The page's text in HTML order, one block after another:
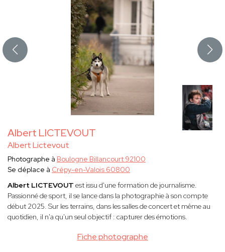
Albert LICTEVOUT
Albert Lictevout
Fiche photographe
Photographe à Boulogne Billancourt 92100
Se déplace à Crépy-en-Valois 60800
Albert LICTEVOUT est issu d'une formation de journalisme.
Passionné de sport, il se lance dans la photographie à son compte
début 2025. Sur les terrains, dans les salles de concert et même au
quotidien, il n'a qu'un seul objectif : capturer des émotions.